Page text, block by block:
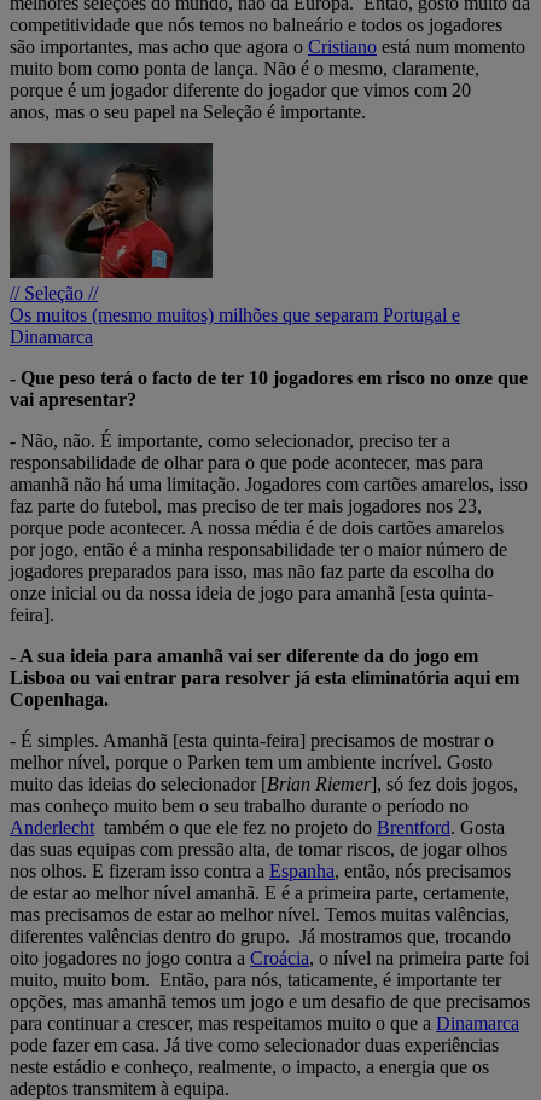
competitividade que nós temos no balneário e todos os jogadores
são importantes, mas acho que agora o Cristiano está num momento
muito bom como ponta de lança. Não é o mesmo, claramente,
porque é um jogador diferente do jogador que vimos com 20
anos, mas o seu papel na Seleção é importante.
// Seleção //
Os muitos (mesmo muitos) milhões que separam Portugal e
Dinamarca
- Que peso terá o facto de ter 10 jogadores em risco no onze que
vai apresentar?
- Não, não. É importante, como selecionador, preciso ter a
responsabilidade de olhar para o que pode acontecer, mas para
amanhã não há uma limitação. Jogadores com cartões amarelos, isso
faz parte do futebol, mas preciso de ter mais jogadores nos 23,
porque pode acontecer. A nossa média é de dois cartões amarelos
por jogo, então é a minha responsabilidade ter o maior número de
jogadores preparados para isso, mas não faz parte da escolha do
onze inicial ou da nossa ideia de jogo para amanhã [esta quinta-
feira].
- A sua ideia para amanhã vai ser diferente da do jogo em
Lisboa ou vai entrar para resolver já esta eliminatória aqui em
Copenhaga.
- É simples. Amanhã [esta quinta-feira] precisamos de mostrar o
melhor nível, porque o Parken tem um ambiente incrível. Gosto
muito das ideias do selecionador [Brian Riemer], só fez dois jogos,
mas conheço muito bem o seu trabalho durante o período no
Anderlecht também o que ele fez no projeto do Brentford. Gosta
das suas equipas com pressão alta, de tomar riscos, de jogar olhos
nos olhos. E fizeram isso contra a Espanha, então, nós precisamos
de estar ao melhor nível amanhã. E é a primeira parte, certamente,
mas precisamos de estar ao melhor nível. Temos muitas valências,
diferentes valências dentro do grupo. Já mostramos que, trocando
oito jogadores no jogo contra a Croácia, o nível na primeira parte foi
muito, muito bom. Então, para nós, taticamente, é importante ter
opções, mas amanhã temos um jogo e um desafio de que precisamos
para continuar a crescer, mas respeitamos muito o que a Dinamarca
pode fazer em casa. Já tive como selecionador duas experiências
neste estádio e conheço, realmente, o impacto, a energia que os
adeptos transmitem à equipa.